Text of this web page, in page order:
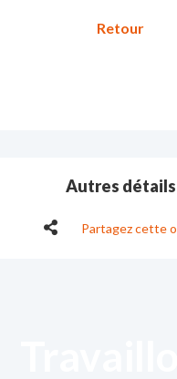
Autres détails
Partagez cette